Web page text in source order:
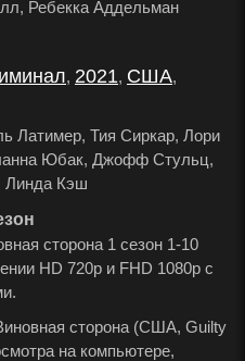
Ребекка Аддельман
, 2021, США,
Латимер, Тия Сиркар, Лори
Юбак, Джофф Стульц,
Линда Кэш
сторона 1 сезон 1-10
HD 720p и FHD 1080p с
сторона (США, Guilty
на компьютере,